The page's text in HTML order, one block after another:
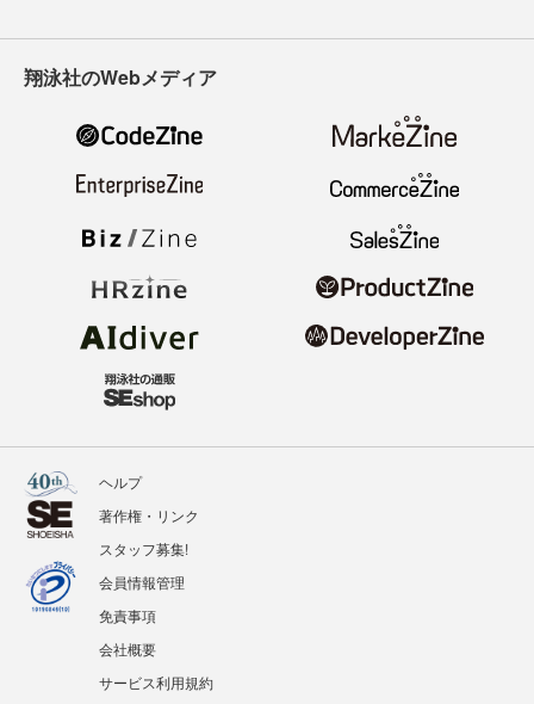
翔泳社のWebメディア
ヘルプ
著作権・リンク
スタッフ募集!
会員情報管理
免責事項
会社概要
サービス利用規約